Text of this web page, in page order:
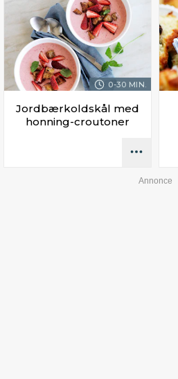
0-30 MIN.
Jordbærkoldskål med
honning-croutoner